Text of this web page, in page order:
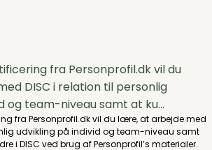
fra Personprofil.dk vil du
DISC i relation til personlig
og team-niveau samt at ku...
fra Personprofil.dk vil du lære, at arbejde med
udvikling på individ og team-niveau samt
i DISC ved brug af Personprofil’s materialer.